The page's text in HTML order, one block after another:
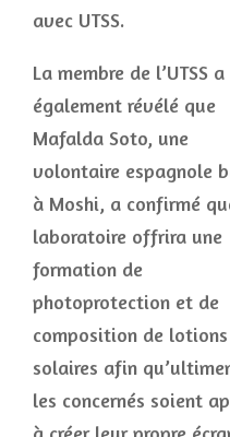
avec UTSS.
La membre de l’UTSS a
également révélé que
Mafalda Soto, une
volontaire espagnole
à Moshi, a confirmé
laboratoire offrira une
formation de
photoprotection et de
composition de lotions
solaires afin
les concernés soient